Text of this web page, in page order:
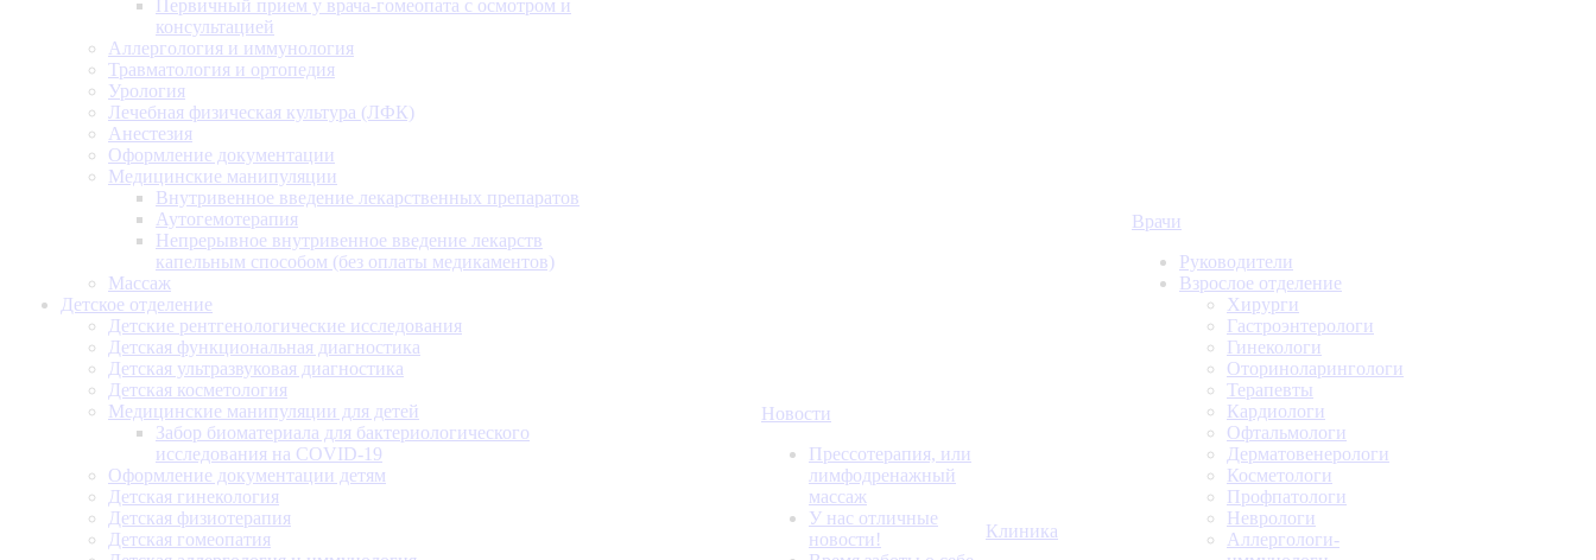
Первичный прием у врача-гомеопата с осмотром и
консультацией
Аллергология и иммунология
Травматология и ортопедия
Урология
Лечебная физическая культура (ЛФК)
Анестезия
Оформление документации
Медицинские манипуляции
Внутривенное введение лекарственных препаратов
Аутогемотерапия
Непрерывное внутривенное введение лекарств
капельным способом (без оплаты медикаментов)
Массаж
Детское отделение
Детские рентгенологические исследования
Детская функциональная диагностика
Детская ультразвуковая диагностика
Детская косметология
Медицинские манипуляции для детей
Забор биоматериала для бактериологического
исследования на COVID-19
Оформление документации детям
Детская гинекология
Детская физиотерапия
Детская гомеопатия
Новости
Прессотерапия, или
лимфодренажный
массаж
У нас отличные
новости!
Клиника
Врачи
Руководители
Взрослое отделение
Хирурги
Гастроэнтерологи
Гинекологи
Оториноларингологи
Терапевты
Кардиологи
Офтальмологи
Дерматовенерологи
Косметологи
Профпатологи
Неврологи
Аллергологи-